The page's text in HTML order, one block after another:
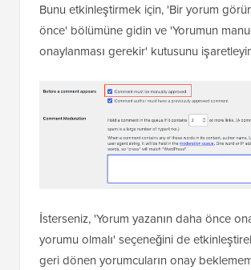
Bunu etkinleştirmek için, 'Bir yorum
önce' bölümüne gidin ve 'Yorumun
onaylanması gerekir' kutusunu
İsterseniz, 'Yorum yazanın daha önce
yorumu olmalı' seçeneğini de
geri dönen yorumcuların onay